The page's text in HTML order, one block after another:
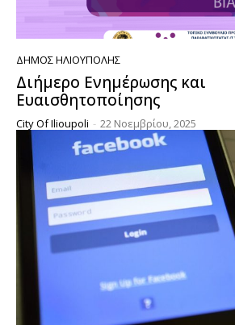
ΔΉΜΟΣ ΗΛΙΟΎΠΟΛΗΣ
Διήμερο Ενημέρωσης και
Ευαισθητοποίησης
City Of Ilioupoli - 22 Νοεμβρίου, 2025